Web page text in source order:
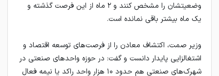
وضعیتشان را مشخص کنند و ۲ ماه از این فرصت گذشته و
یک ماه بیشتر باقی نمانده است.
وزیر صمت، اکتشاف معادن را از فرصت‌های توسعه اقتصاد و
اشتغالزایی پایدار دانست و گفت: در حوزه واحد‌های صنعتی در
شهرک‌های صنعتی هم حدود ۱۰ هزار واحد راکد یا نیمه فعال